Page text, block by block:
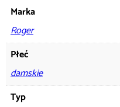
Marka
Roger
Płeć
damskie
Typ